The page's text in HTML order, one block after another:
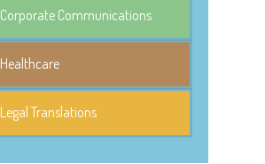
Corporate Communications
Healthcare
Legal Translations